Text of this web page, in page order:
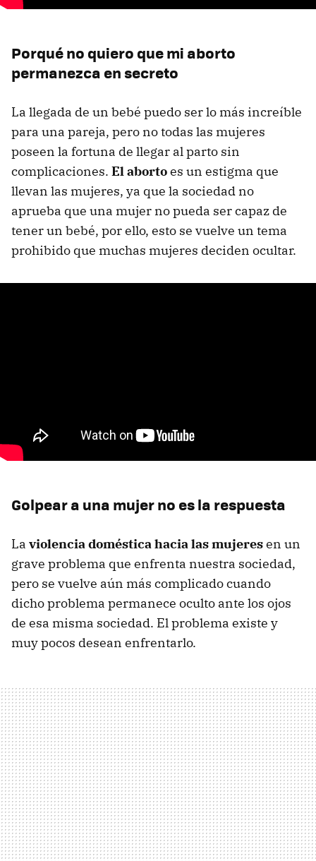
Porqué no quiero que mi aborto
permanezca en secreto
La llegada de un bebé puedo ser lo más increíble
para una pareja, pero no todas las mujeres
poseen la fortuna de llegar al parto sin
complicaciones. El abortoes un estigma que
llevan las mujeres, ya que la sociedad no
aprueba que una mujer no pueda ser capaz de
tener un bebé, por ello, esto se vuelve un tema
prohibido que muchas mujeres deciden ocultar.
Golpear a una mujer no es la respuesta
La violencia doméstica hacia las mujeresen un
grave problema que enfrenta nuestra sociedad,
pero se vuelve aún más complicado cuando
dicho problema permanece oculto ante los ojos
de esa misma sociedad. El problema existe y
muy pocos desean enfrentarlo.